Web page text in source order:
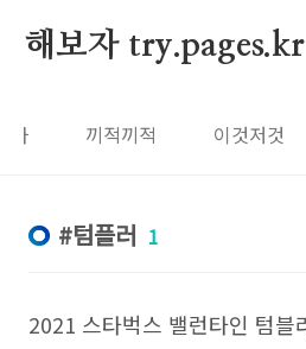
해보자 try.pages.kr
자 끼적끼적 이것저것
텀플러 1